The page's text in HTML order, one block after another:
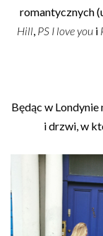
romantycznych
Hill PS I love youi
Będąc w
i drzwi, w